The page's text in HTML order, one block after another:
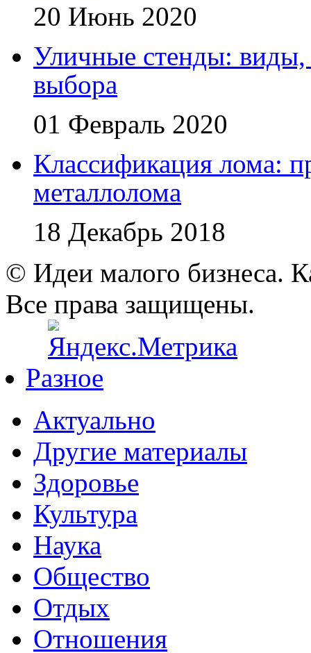
20 Июнь 2020
Уличные стенды: виды,
выбора
01 Февраль 2020
Классификация лома:
металлолома
18 Декабрь 2018
© Идеи малого бизнеса.
Все права защищены.
Разное
Актуально
Другие материалы
Здоровье
Культура
Наука
Общество
Отдых
Отношения